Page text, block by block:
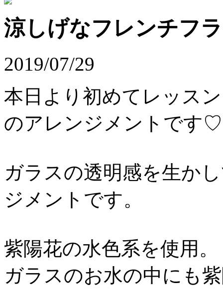
涼しげなフレンチフ
2019/07/29
本日より初めてレッス
のアレンジメントです♡
ガラスの透明感を生か
ジメントです。
紫陽花の水色系を使用。
ガラスのお水の中にも